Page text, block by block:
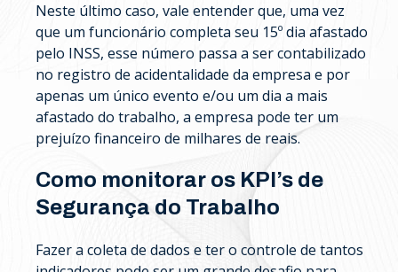
Neste último caso, vale entender que, uma vez
que um funcionário completa seu 15º dia afastado
pelo INSS, esse número passa a ser contabilizado
no registro de acidentalidade da empresa e por
apenas um único evento e/ou um dia a mais
afastado do trabalho, a empresa pode ter um
prejuízo financeiro de milhares de reais.
Como monitorar os KPI’s de
Segurança do Trabalho
Fazer a coleta de dados e ter o controle de tantos